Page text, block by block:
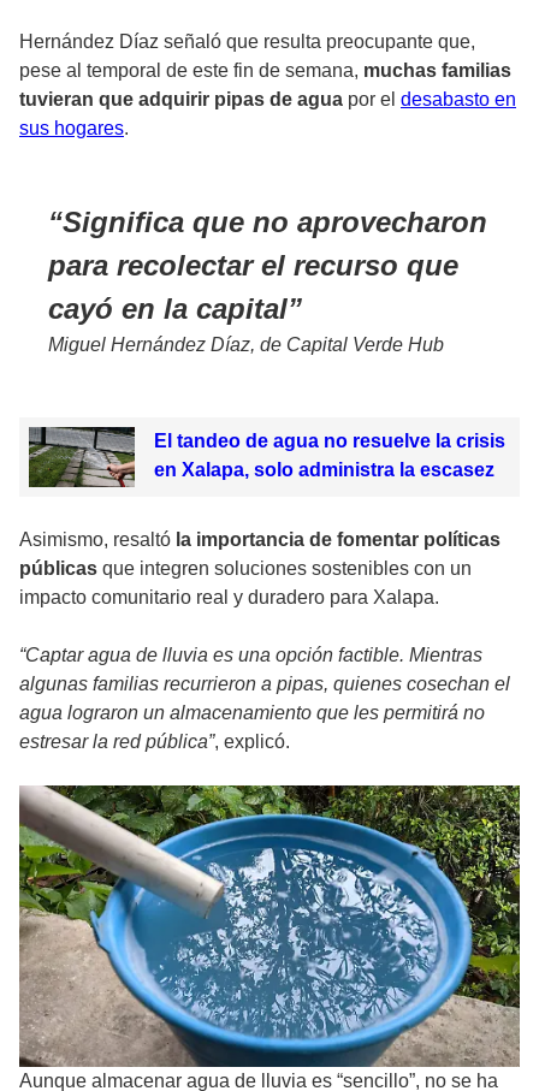
​Hernández Díaz señaló que resulta preocupante que,
pese al temporal de este fin de semana, muchas familias
tuvieran que adquirir pipas de agua por el desabasto en
sus hogares.
Significa que no aprovecharon
para recolectar el recurso que
cayó en la capital
Miguel Hernández Díaz, de Capital Verde Hub
El tandeo de agua no resuelve la crisis
en Xalapa, solo administra la escasez
Asimismo, resaltó la importancia de fomentar políticas
públicas que integren soluciones sostenibles con un
impacto comunitario real y duradero para Xalapa.
​“Captar agua de lluvia es una opción factible. Mientras
algunas familias recurrieron a pipas, quienes cosechan el
agua lograron un almacenamiento que les permitirá no
estresar la red pública”, explicó.
Aunque almacenar agua de lluvia es “sencillo”, no se ha